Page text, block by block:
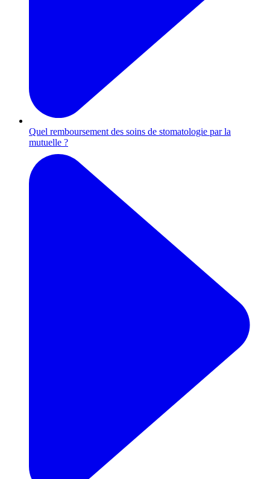
Quel remboursement des soins de stomatologie par la
mutuelle ?